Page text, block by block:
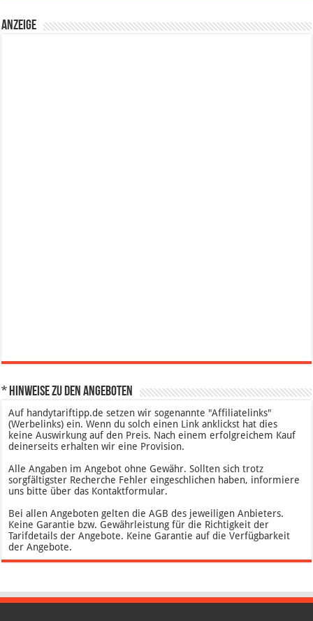
Anzeige
* Hinweise zu den Angeboten
Auf handytariftipp.de setzen wir sogenannte "Affiliatelinks"
(Werbelinks) ein. Wenn du solch einen Link anklickst hat dies
keine Auswirkung auf den Preis. Nach einem erfolgreichem Kauf
deinerseits erhalten wir eine Provision.
Alle Angaben im Angebot ohne Gewähr. Sollten sich trotz
sorgfältigster Recherche Fehler eingeschlichen haben, informiere
uns bitte über das Kontaktformular.
Bei allen Angeboten gelten die AGB des jeweiligen Anbieters.
Keine Garantie bzw. Gewährleistung für die Richtigkeit der
Tarifdetails der Angebote. Keine Garantie auf die Verfügbarkeit
der Angebote.